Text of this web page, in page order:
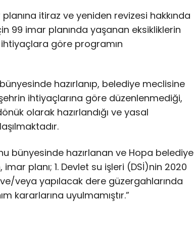
itiraz ve yeniden revizesi hakkında
99 imar planında yaşanan eksikliklerin
göre programın
hazırlanıp, belediye meclisine
ihtiyaçlarına göre düzenlenmediği,
olarak hazırlandığı ve yasal
bünyesinde hazırlanan ve Hopa belediye
planı; 1. Devlet su işleri (DSİ)nin 2020
ve/veya yapılacak dere güzergahlarında
kararlarına uyulmamıştır.”